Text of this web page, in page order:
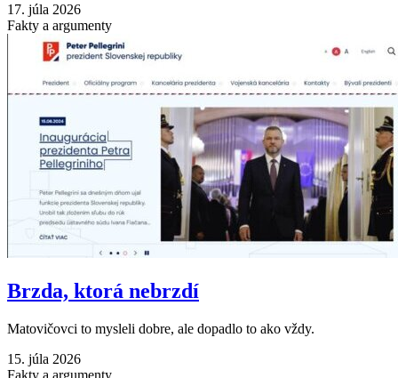
17. júla 2026
Fakty a argumenty
Brzda, ktorá nebrzdí
Matovičovci to mysleli dobre, ale dopadlo to ako vždy.
15. júla 2026
Fakty a argumenty